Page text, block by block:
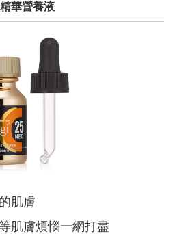
華營養液
肌膚
肌膚煩惱一網打盡